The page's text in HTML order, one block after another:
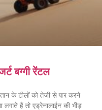
बग्गी रेंटल
के टीलों को तेजी से पार करने
हैं तो एड्रेनालाईन की भीड़